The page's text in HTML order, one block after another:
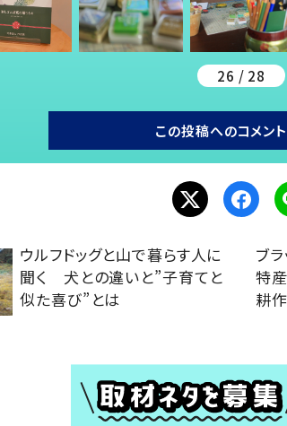
26 / 28
この投稿へのコメン
ウルフドッグと山で暮らす人に
聞く 犬との違いと”子育てと
似た喜び”とは
ブ
特
耕